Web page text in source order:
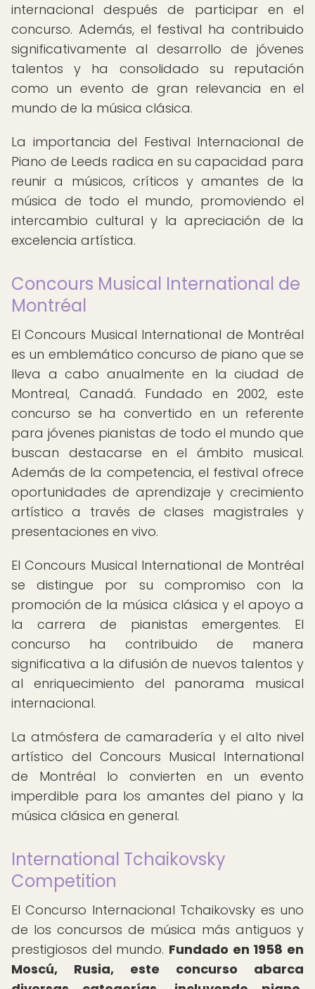
internacional después de participar en el
concurso. Además, el festival ha contribuido
significativamente al desarrollo de jóvenes
talentos y ha consolidado su reputación
como un evento de gran relevancia en el
mundo de la música clásica.
La importancia del Festival Internacional de
Piano de Leeds radica en su capacidad para
reunir a músicos, críticos y amantes de la
música de todo el mundo, promoviendo el
intercambio cultural y la apreciación de la
excelencia artística.
Concours Musical International de
Montréal
El Concours Musical International de Montréal
es un emblemático concurso de piano que se
lleva a cabo anualmente en la ciudad de
Montreal, Canadá. Fundado en 2002, este
concurso se ha convertido en un referente
para jóvenes pianistas de todo el mundo que
buscan destacarse en el ámbito musical.
Además de la competencia, el festival ofrece
oportunidades de aprendizaje y crecimiento
artístico a través de clases magistrales y
presentaciones en vivo.
El Concours Musical International de Montréal
se distingue por su compromiso con la
promoción de la música clásica y el apoyo a
la carrera de pianistas emergentes. El
concurso ha contribuido de manera
significativa a la difusión de nuevos talentos y
al enriquecimiento del panorama musical
internacional.
La atmósfera de camaradería y el alto nivel
artístico del Concours Musical International
de Montréal lo convierten en un evento
imperdible para los amantes del piano y la
música clásica en general.
International Tchaikovsky
Competition
El Concurso Internacional Tchaikovsky es uno
de los concursos de música más antiguos y
prestigiosos del mundo. Fundado en 1958 en
Moscú, Rusia, este concurso abarca